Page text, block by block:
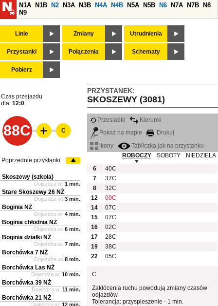
N1A
N1B N2 N3A N3B N4A N4B N5A N5B N6 N7A N7B
N8
N9
Linie Zmiany Utrudnienia
Przystanki Połączenia Schematy
Pobierz
PRZYSTANEK:
SKOSZEWY (3081)
Czas przejazdu
dla: 12:0
88C
Przesiadki
Kierunki
Pokaż na mapie
Drukuj
ikony
Tabliczka jak na przystanku
ROBOCZY
SOBOTY
NIEDZIELA
6
40C
7
37C
8
32C
12
00C
14
07C
15
07C
16
02C
17
28C
19
38C
22
05C
C
Zakłócenia ruchu powodują zmiany czasów
odjazdów
Tolerancja: przyspieszenie - 1 min.
C
Poprzednie przystanki
Skoszewy (szkoła)
Dojeżdża w: 1 min.
Stare Skoszewy 26 NŻ
Dojeżdża w: 3 min.
Boginia NŻ
Dojeżdża w: 4 min.
Boginia chłodnia NŻ
Dojeżdża w: 6 min.
Boginia działki NŻ
Dojeżdża w: 7 min.
Borchówka 7 NŻ
Dojeżdża w: 8 min.
Borchówka Las NŻ
Dojeżdża w: 10 min.
Borchówka 39 NŻ
Dojeżdża w: 11 min.
Borchówka 21 NŻ
Dojeżdża w: 12 min.